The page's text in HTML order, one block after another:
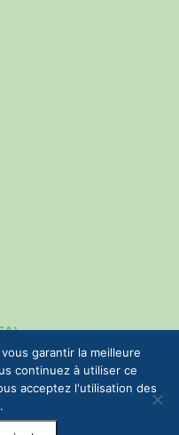
de Formiguères |
garantir la meilleure
continuez à utiliser ce
acceptez l'utilisation des